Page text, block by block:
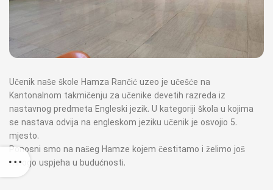
Učenik naše škole Hamza Rančić uzeo je učešće na
Kantonalnom takmičenju za učenike devetih razreda iz
nastavnog predmeta Engleski jezik. U kategoriji škola u kojima
se nastava odvija na engleskom jeziku učenik je osvojio 5.
mjesto.
Ponosni smo na našeg Hamze kojem čestitamo i želimo još
mnogo uspjeha u budućnosti.